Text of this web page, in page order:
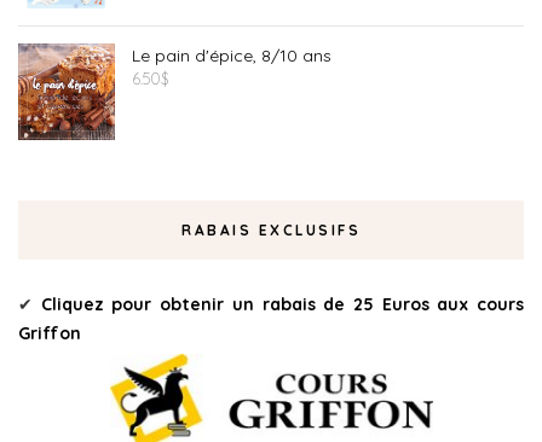
Le pain d'épice, 8/10 ans
6.50$
RABAIS EXCLUSIFS
✔ Cliquez pour obtenir un rabais de 25 Euros aux cours
Griffon